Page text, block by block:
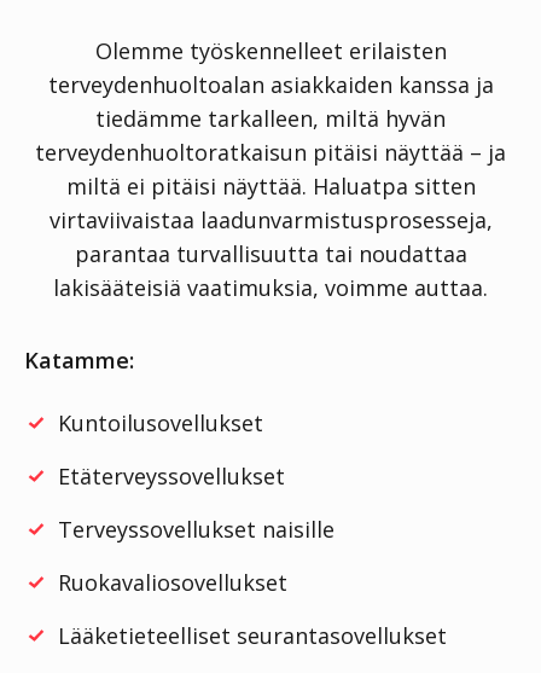
Olemme työskennelleet erilaisten
terveydenhuoltoalan asiakkaiden kanssa ja
tiedämme tarkalleen, miltä hyvän
terveydenhuoltoratkaisun pitäisi näyttää – ja
miltä ei pitäisi näyttää. Haluatpa sitten
virtaviivaistaa laadunvarmistusprosesseja,
parantaa turvallisuutta tai noudattaa
lakisääteisiä vaatimuksia, voimme auttaa.
Katamme:
Kuntoilusovellukset
Etäterveyssovellukset
Terveyssovellukset naisille
Ruokavaliosovellukset
Lääketieteelliset seurantasovellukset